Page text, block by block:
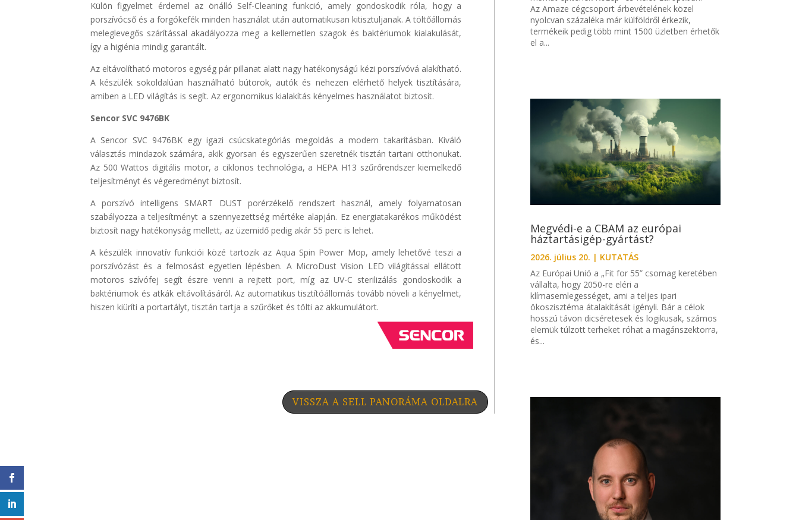
Külön figyelmet érdemel az önálló Self-Cleaning funkció, amely gondoskodik róla, hogy a
porszívócső és a forgókefék minden használat után automatikusan kitisztuljanak. A töltőállomás
meleglevegős szárítással akadályozza meg a kellemetlen szagok és baktériumok kialakulását,
így a higiénia mindig garantált.
Az eltávolítható motoros egység pár pillanat alatt nagy hatékonyságú kézi porszívóvá alakítható.
A készülék sokoldalúan használható bútorok, autók és nehezen elérhető helyek tisztítására,
amiben a LED világítás is segít. Az ergonomikus kialakítás kényelmes használatot biztosít.
Sencor SVC 9476BK
A Sencor SVC 9476BK egy igazi csúcskategóriás megoldás a modern takarításban. Kiváló
választás mindazok számára, akik gyorsan és egyszerűen szeretnék tisztán tartani otthonukat.
Az 500 Wattos digitális motor, a ciklonos technológia, a HEPA H13 szűrőrendszer kiemelkedő
teljesítményt és végeredményt biztosít.
A porszívó intelligens SMART DUST porérzékelő rendszert használ, amely folyamatosan
szabályozza a teljesítményt a szennyezettség mértéke alapján. Ez energiatakarékos működést
biztosít nagy hatékonyság mellett, az üzemidő pedig akár 55 perc is lehet.
A készülék innovatív funkciói közé tartozik az Aqua Spin Power Mop, amely lehetővé teszi a
porszívózást és a felmosást egyetlen lépésben. A MicroDust Vision LED világítással ellátott
motoros szívófej segít észre venni a rejtett port, míg az UV-C sterilizálás gondoskodik a
baktériumok és atkák eltávolításáról. Az automatikus tisztítóállomás tovább növeli a kényelmet,
hiszen kiüríti a portartályt, tisztán tartja a szűrőket és tölti az akkumulátort.
VISSZA A SELL PANORÁMA OLDALRA
Az Amaze cégcsoport árbevételének közel
nyolcvan százaléka már külföldről érkezik,
termékeik pedig több mint 1500 üzletben érhetők
el a...
Megvédi-e a CBAM az európai
háztartásigép-gyártást?
2026. július 20. | KUTATÁS
Az Európai Unió a „Fit for 55” csomag keretében
vállalta, hogy 2050-re eléri a
klímasemlegességet, ami a teljes ipari
ökoszisztéma átalakítását igényli. Bár a célok
hosszú távon dicséretesek és logikusak, számos
elemük túlzott terheket róhat a magánszektorra,
és...